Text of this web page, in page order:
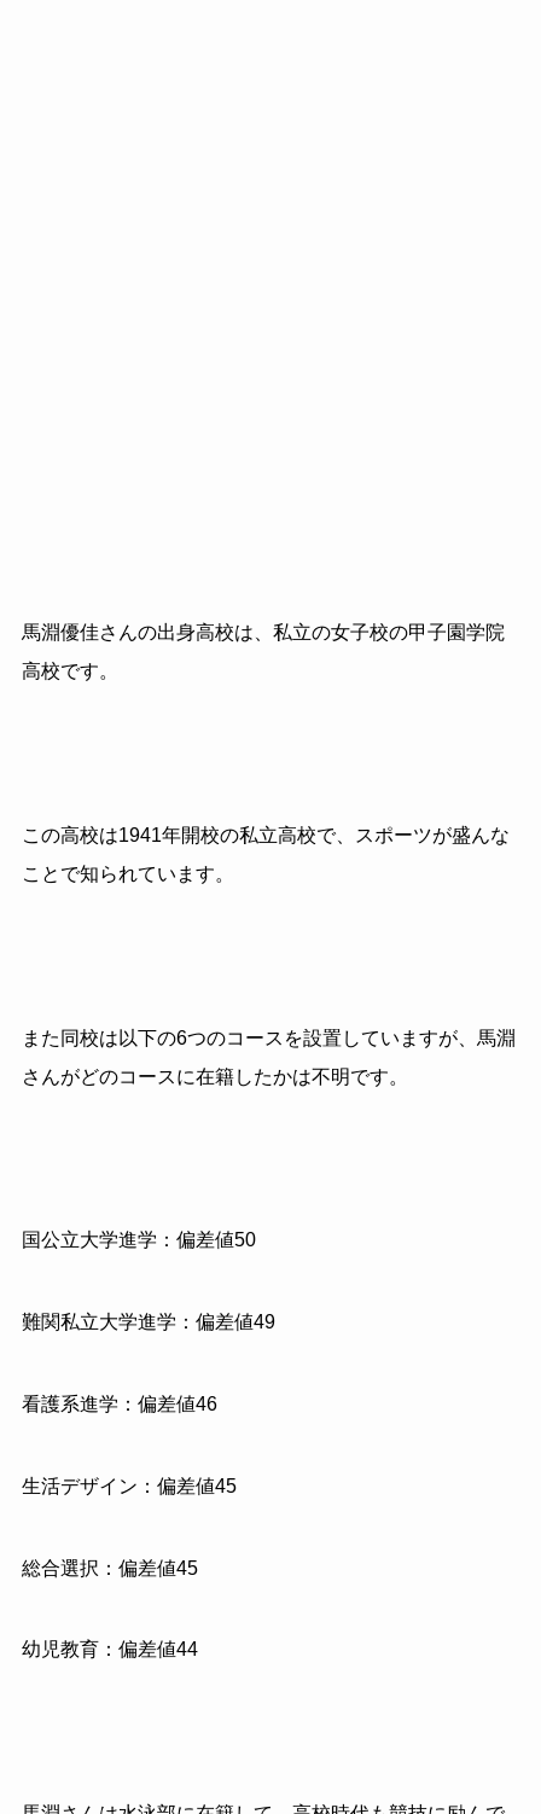
馬淵優佳さんの出身高校は、私立の女子校の甲子園学院
高校です。
この高校は1941年開校の私立高校で、スポーツが盛んな
ことで知られています。
また同校は以下の6つのコースを設置していますが、馬淵
さんがどのコースに在籍したかは不明です。
国公立大学進学：偏差値50
難関私立大学進学：偏差値49
看護系進学：偏差値46
生活デザイン：偏差値45
総合選択：偏差値45
幼児教育：偏差値44